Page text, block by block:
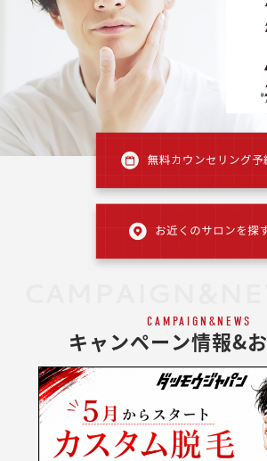
CAMPAIGN&NEWS
キャンペーン情報&